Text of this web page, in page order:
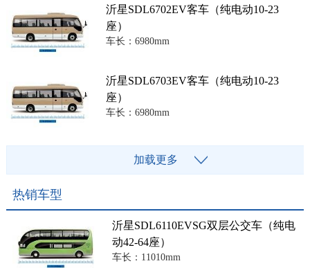
沂星SDL6702EV客车（纯电动10-23
座）
车长：6980mm
沂星SDL6703EV客车（纯电动10-23
座）
车长：6980mm
加载更多
热销车型
沂星SDL6110EVSG双层公交车（纯电
动42-64座）
车长：11010mm